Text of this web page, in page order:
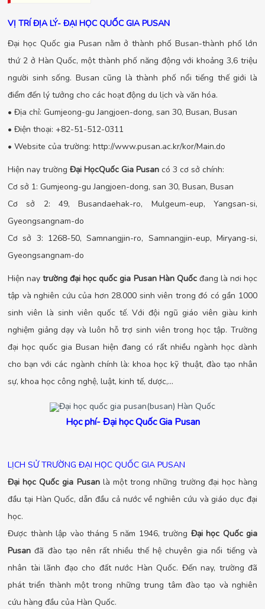
VỊ TRÍ ĐỊA LÝ- ĐẠI HỌC QUỐC GIA PUSAN
Đại học Quốc gia Pusan nằm ở thành phố Busan-thành phố lớn
thứ 2 ở Hàn Quốc, một thành phố năng động với khoảng 3,6 triệu
người sinh sống. Busan cũng là thành phố nổi tiếng thế giới là
điểm đến lý tưởng cho các hoạt động du lịch và văn hóa.
• Địa chỉ: Gumjeong-gu Jangjoen-dong, san 30, Busan, Busan
• Điện thoại: +82-51-512-0311
• Website của trường: http://www.pusan.ac.kr/kor/Main.do
Hiện nay trường Đại HọcQuốc Gia Pusan có 3 cơ sở chính:
Cơ sở 1: Gumjeong-gu Jangjoen-dong, san 30, Busan, Busan
Cơ sở 2: 49, Busandaehak-ro, Mulgeum-eup, Yangsan-si,
Gyeongsangnam-do
Cơ sở 3: 1268-50, Samnangjin-ro, Samnangjin-eup, Miryang-si,
Gyeongsangnam-do
Hiện nay trường đại học quốc gia Pusan Hàn Quốcđang là nơi học
tập và nghiên cứu của hơn 28.000 sinh viên trong đó có gần 1000
sinh viên là sinh viên quốc tế. Với đội ngũ giáo viên giàu kinh
nghiệm giảng dạy và luôn hỗ trợ sinh viên trong học tập. Trường
đại học quốc gia Busan hiện đang có rất nhiều ngành học dành
cho bạn với các ngành chính là: khoa học kỹ thuật, đào tạo nhân
sự, khoa học công nghệ, luật, kinh tế, dược,…
Học phí- Đại học Quốc Gia Pusan
LỊCH SỬ TRƯỜNG ĐẠI HỌC QUỐC GIA PUSAN
Đại học Quốc gia Pusanlà một trong những trường đại học hàng
đầu tại Hàn Quốc, dẫn đầu cả nước về nghiên cứu và giáo dục đại
học.
Được thành lập vào tháng 5 năm 1946, trường Đại học Quốc gia
Pusan đã đào tạo nên rất nhiều thế hệ chuyên gia nổi tiếng và
nhân tài lãnh đạo cho đất nước Hàn Quốc. Đến nay, trường đã
phát triển thành một trong những trung tâm đào tạo và nghiên
cứu hàng đầu của Hàn Quốc.